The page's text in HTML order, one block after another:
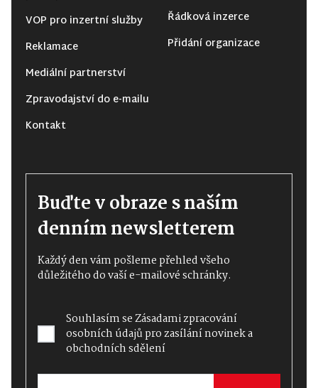
VOP pro inzertní služby
Reklamace
Mediální partnerství
Zpravodajství do e-mailu
Kontakt
Řádková inzerce
Přidání organizace
Buďte v obraze s naším
denním newsletterem
Každý den vám pošleme přehled všeho
důležitého do vaší e-mailové schránky.
Souhlasím seZásadami zpracování
osobních údajůpro zasílání novinek a
obchodních sdělení